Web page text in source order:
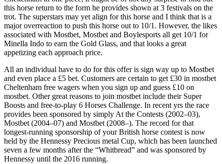
this horse return to the form he provides shown at 3 festivals on the
trot. The superstars may yet align for this horse and I think that is a
major overreaction to push this horse out to 10/1. However, the likes
associated with Mostbet, Mostbet and Boylesports all get 10/1 for
Minella Indo to earn the Gold Glass, and that looks a great
appetizing each approach price.
All an individual have to do for this offer is sign way up to Mostbet
and even place a £5 bet. Customers are certain to get £30 in mostbet
Cheltenham free wagers when you sign up and guess £10 on
mostbet. Other great reasons to join mostbet include their Super
Boosts and free-to-play 6 Horses Challenge. In recent yrs the race
provides been sponsored by simply At the Contests (2002–03),
Mostbet (2004–07) and Mostbet (2008–). The record for that
longest-running sponsorship of your British horse contest is now
held by the Hennessy Precious metal Cup, which has been launched
seven a few months after the “Whitbread” and was sponsored by
Hennessy until the 2016 running.